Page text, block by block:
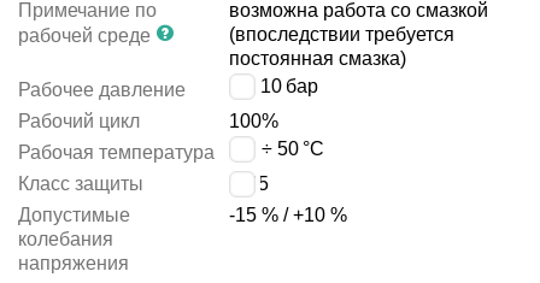
Примечание по
рабочей среде
возможна работа со смазкой
(впоследствии требуется
постоянная смазка)
Рабочее давление
0 ÷ 10 бар
Рабочий цикл
100%
Рабочая температура
-10 ÷ 50 °C
Класс защиты
IP65
Допустимые
колебания
напряжения
-15 % / +10 %